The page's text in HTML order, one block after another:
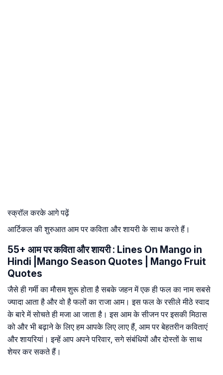
स्क्रॉल करके आगे पढ़ें
आर्टिकल की शुरुआत आम पर कविता और शायरी के साथ करते हैं।
55+ आम पर कविता और शायरी : Lines On Mango in
Hindi |Mango Season Quotes | Mango Fruit
Quotes
जैसे ही गर्मी का मौसम शुरू होता है सबके जहन में एक ही फल का नाम सबसे
ज्यादा आता है और वो है फलों का राजा आम। इस फल के रसीले मीठे स्वाद
के बारे में सोचते ही मजा आ जाता है। इस आम के सीजन पर इसकी मिठास
को और भी बढ़ाने के लिए हम आपके लिए लाए हैं, आम पर बेहतरीन कविताएं
और शायरियां। इन्हें आप अपने परिवार, सगे संबंधियों और दोस्तों के साथ
शेयर कर सकते हैं।